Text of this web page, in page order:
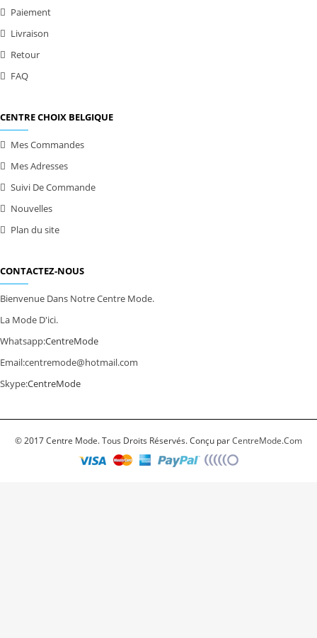
Paiement
Livraison
Retour
FAQ
CENTRE CHOIX BELGIQUE
Mes Commandes
Mes Adresses
Suivi De Commande
Nouvelles
Plan du site
CONTACTEZ-NOUS
Bienvenue Dans Notre Centre Mode.
La Mode D'ici.
Whatsapp:CentreMode
Email:centremode@hotmail.com
Skype:CentreMode
© 2017 Centre Mode. Tous Droits Réservés. Conçu parCentreMode.Com